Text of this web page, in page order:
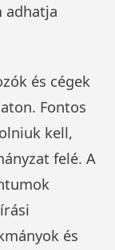
adhatja
és cégek
Fontos
kell,
felé. A
és